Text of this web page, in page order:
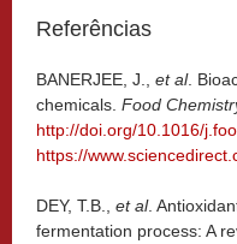
Referências
BANERJEE, J., et al.
chemicals. Food
http://doi.org/10.1016/
https://
DEY, T.B., et al.
fermentation process: A